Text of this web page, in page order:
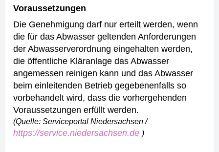
Voraussetzungen
Die Genehmigung darf nur erteilt werden, wenn
die für das Abwasser geltenden Anforderungen
der Abwasserverordnung eingehalten werden,
die öffentliche Kläranlage das Abwasser
angemessen reinigen kann und das Abwasser
beim einleitenden Betrieb gegebenenfalls so
vorbehandelt wird, dass die vorhergehenden
Voraussetzungen erfüllt werden.
(Quelle: Serviceportal Niedersachsen /
https://service.niedersachsen.de )